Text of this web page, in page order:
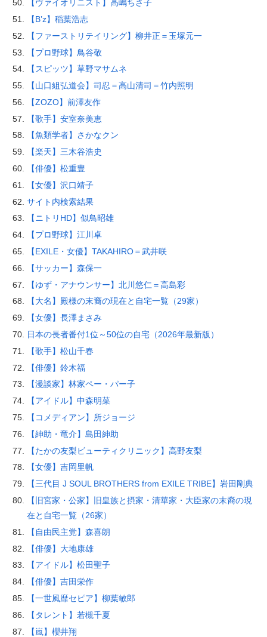
【ヴァイオリニスト】高嶋ちさ子
【B’z】稲葉浩志
【ファーストリテイリング】柳井正＝玉塚元一
【プロ野球】鳥谷敬
【スピッツ】草野マサムネ
【山口組弘道会】司忍＝高山清司＝竹内照明
【ZOZO】前澤友作
【歌手】安室奈美恵
【魚類学者】さかなクン
【楽天】三木谷浩史
【俳優】松重豊
【女優】沢口靖子
サイト内検索結果
【ニトリHD】似鳥昭雄
【プロ野球】江川卓
【EXILE・女優】TAKAHIRO＝武井咲
【サッカー】森保一
【ゆず・アナウンサー】北川悠仁＝高島彩
【大名】殿様の末裔の現在と自宅一覧（29家）
【女優】長澤まさみ
日本の長者番付1位～50位の自宅（2026年最新版）
【歌手】松山千春
【俳優】鈴木福
【漫談家】林家ペー・パー子
【アイドル】中森明菜
【コメディアン】所ジョージ
【紳助・竜介】島田紳助
【たかの友梨ビューティクリニック】高野友梨
【女優】吉岡里帆
【三代目 J SOUL BROTHERS from EXILE TRIBE】岩田剛典
【旧宮家・公家】旧皇族と摂家・清華家・大臣家の末裔の現
在と自宅一覧（26家）
【自由民主党】森喜朗
【俳優】大地康雄
【アイドル】松田聖子
【俳優】吉田栄作
【一世風靡セピア】柳葉敏郎
【タレント】若槻千夏
【嵐】櫻井翔